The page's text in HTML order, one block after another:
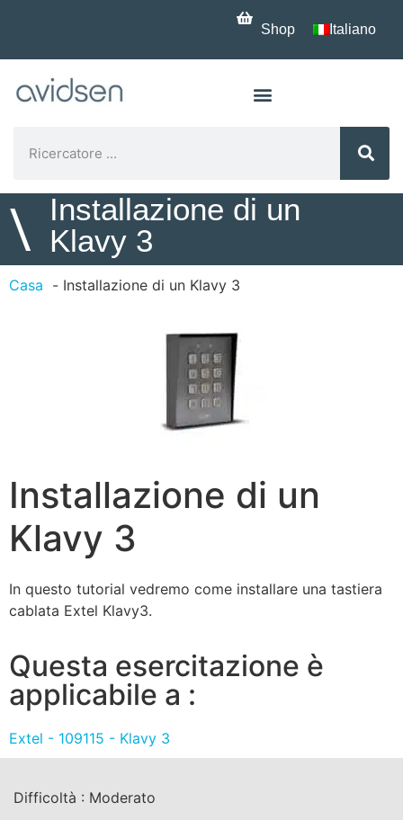
Shop Italiano
\
Installazione di un
Klavy 3
Casa Installazione di un Klavy 3
Installazione di un
Klavy 3
In questo tutorial vedremo come installare una tastiera
cablata Extel Klavy3.
Questa esercitazione è
applicabile a :
Extel - 109115 - Klavy 3
Difficoltà : Moderato